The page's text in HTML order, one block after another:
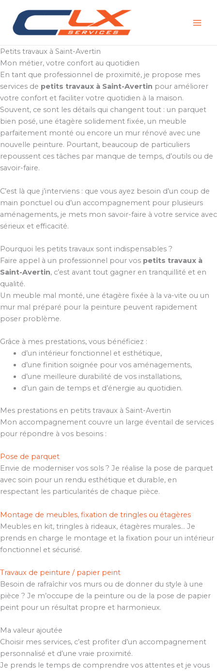
contenu
Petits travaux à Saint-Avertin
Mon métier, votre confort au quotidien
En tant que professionnel de proximité, je propose mes
services de petits travaux à Saint-Avertin pour améliorer
votre confort et faciliter votre quotidien à la maison.
Souvent, ce sont les détails qui changent tout : un parquet
bien posé, une étagère solidement fixée, un meuble
parfaitement monté ou encore un mur rénové avec une
nouvelle peinture. Pourtant, beaucoup de particuliers
repoussent ces tâches par manque de temps, d’outils ou de
savoir-faire.
C’est là que j’interviens : que vous ayez besoin d’un coup de
main ponctuel ou d’un accompagnement pour plusieurs
aménagements, je mets mon savoir-faire à votre service avec
sérieux et efficacité.
Pourquoi les petits travaux sont indispensables ?
Faire appel à un professionnel pour vos petits travaux à
Saint-Avertin, c’est avant tout gagner en tranquillité et en
qualité.
Un meuble mal monté, une étagère fixée à la va-vite ou un
mur mal préparé pour la peinture peuvent rapidement
poser problème.
Grâce à mes prestations, vous bénéficiez :
d’un intérieur fonctionnel et esthétique,
d’une finition soignée pour vos aménagements,
d’une meilleure durabilité de vos installations,
d’un gain de temps et d’énergie au quotidien.
Mes prestations en petits travaux à Saint-Avertin
Mon accompagnement couvre un large éventail de services
pour répondre à vos besoins :
Pose de parquet
Envie de moderniser vos sols ? Je réalise la pose de parquet
avec soin pour un rendu esthétique et durable, en
respectant les particularités de chaque pièce.
Montage de meubles, fixation de tringles ou étagères
Meubles en kit, tringles à rideaux, étagères murales… Je
prends en charge le montage et la fixation pour un intérieur
fonctionnel et sécurisé.
Travaux de peinture / papier peint
Besoin de rafraîchir vos murs ou de donner du style à une
pièce ? Je m’occupe de la peinture ou de la pose de papier
peint pour un résultat propre et harmonieux.
Ma valeur ajoutée
Choisir mes services, c’est profiter d’un accompagnement
personnalisé et d’une vraie proximité.
Je prends le temps de comprendre vos attentes et je vous